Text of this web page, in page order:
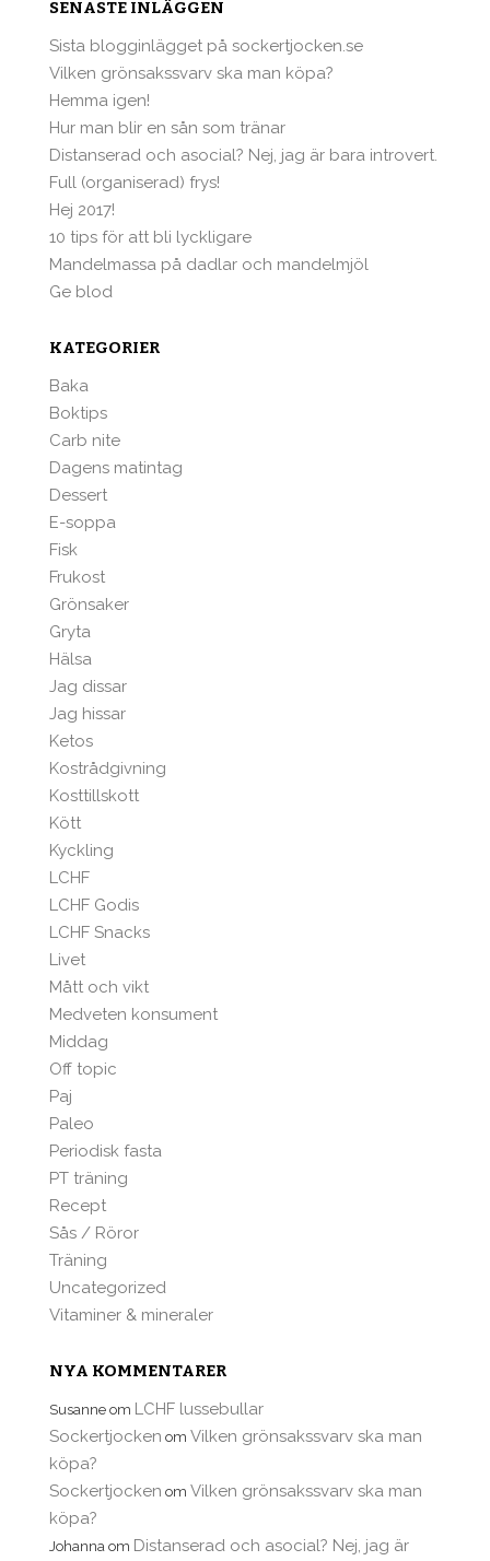
SENASTE INLÄGGEN
Sista blogginlägget på sockertjocken.se
Vilken grönsakssvarv ska man köpa?
Hemma igen!
Hur man blir en sån som tränar
Distanserad och asocial? Nej, jag är bara introvert.
Full (organiserad) frys!
Hej 2017!
10 tips för att bli lyckligare
Mandelmassa på dadlar och mandelmjöl
Ge blod
KATEGORIER
Baka
Boktips
Carb nite
Dagens matintag
Dessert
E-soppa
Fisk
Frukost
Grönsaker
Gryta
Hälsa
Jag dissar
Jag hissar
Ketos
Kostrådgivning
Kosttillskott
Kött
Kyckling
LCHF
LCHF Godis
LCHF Snacks
Livet
Mått och vikt
Medveten konsument
Middag
Off topic
Paj
Paleo
Periodisk fasta
PT träning
Recept
Sås / Röror
Träning
Uncategorized
Vitaminer & mineraler
NYA KOMMENTARER
Susanne om LCHF lussebullar
Sockertjocken om Vilken grönsakssvarv ska man
köpa?
Sockertjocken om Vilken grönsakssvarv ska man
köpa?
Johanna om Distanserad och asocial? Nej, jag är